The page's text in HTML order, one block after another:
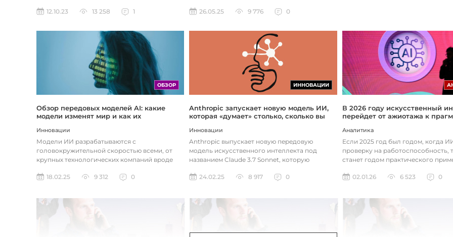
12.10.23
13 258 1 26.05.25 9 776 0
ОБЗОР
Обзор передовых моделей AI: какие
модели изменят мир и как их
Инновации
Модели ИИ разрабатываются с
головокружительной скоростью всеми, от
крупных технологических компаний вроде
Anthropic...
18.02.25 9 312 0
ИННОВАЦИИ
Anthropic запускает новую модель ИИ,
которая «думает» столько, сколько вы
Инновации
Anthropic выпускает новую передовую
модель искусственного интеллекта под
названием Claude 3.7 Sonnet, которую
24.02.25
8 917 0
В 2026 году искусственный
перейдет от ажиотажа к
Аналитика
Если 2025 год был годом, когда
проверку на работоспособность,
станет годом практического
02.01.26
6 523 0